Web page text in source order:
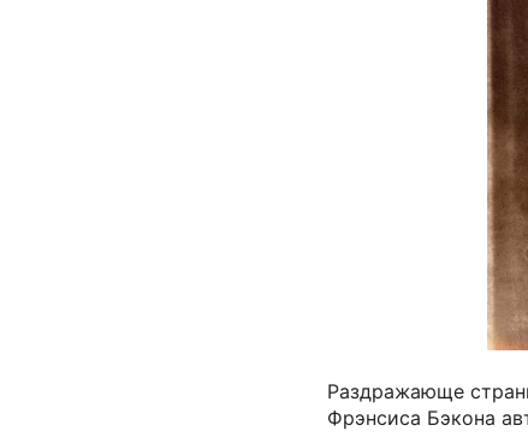
Раздражающе
Фрэнсиса Бэкона